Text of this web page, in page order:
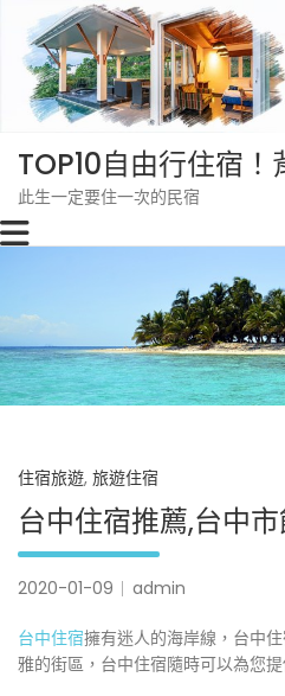
content
TOP10自由行住宿
此生一定要住一次的民宿
住宿旅遊, 旅遊住宿
台中住宿推薦,台中
2020-01-09 admin
台中住宿擁有迷人的海岸線，台中
雅的街區，台中住宿隨時可以為您提